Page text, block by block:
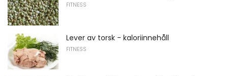
FITNESS
Lever av torsk - kaloriinnehåll
FITNESS